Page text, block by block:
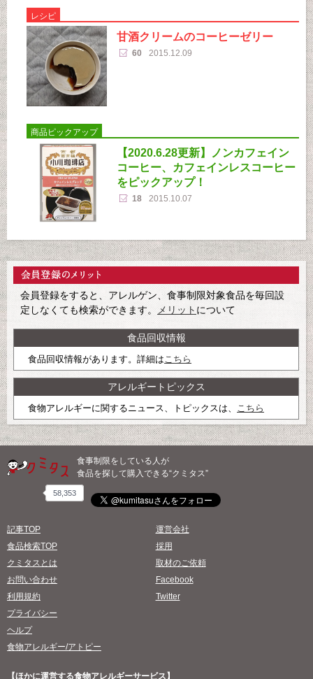
レシピ
甘酒クリームのコーヒーゼリー
60 2015.12.09
商品ピックアップ
【2020.6.28更新】ノンカフェイン
コーヒー、カフェインレスコーヒー
をピックアップ！
18 2015.10.07
会員登録をすると、アレルゲン、食事制限対象食品を毎回設
定しなくても検索ができます。
メリット について
食品回収情報
食品回収情報があります。詳細はこちら
アレルギートピックス
食物アレルギーに関するニュース、トピックスは、 こちら
食事制限をしている人が
食品を探して購入できる“クミタス”
58,353
記事TOP
食品検索TOP
クミタスとは
お問い合わせ
利用規約
プライバシー
ヘルプ
食物アレルギー/アトピー
運営会社
採用
取材のご依頼
Facebook
Twitter
【ほかに運営する食物アレルギーサービス】